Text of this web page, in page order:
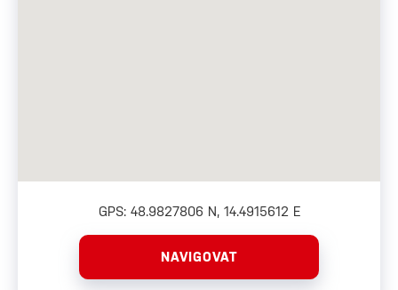
GPS: 48.9827806 N, 14.4915612 E
NAVIGOVAT